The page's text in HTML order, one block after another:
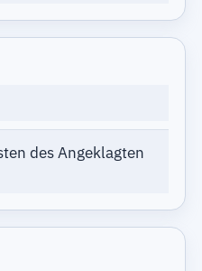
des Angeklagten